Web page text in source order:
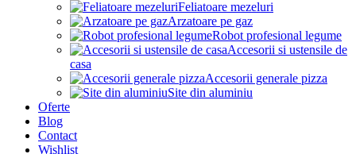
Feliatoare mezeluri
Arzatoare pe gaz
Robot profesional legume
Accesorii si ustensile de
casa
Accesorii generale pizza
Site din aluminiu
Oferte
Blog
Contact
Wishlist